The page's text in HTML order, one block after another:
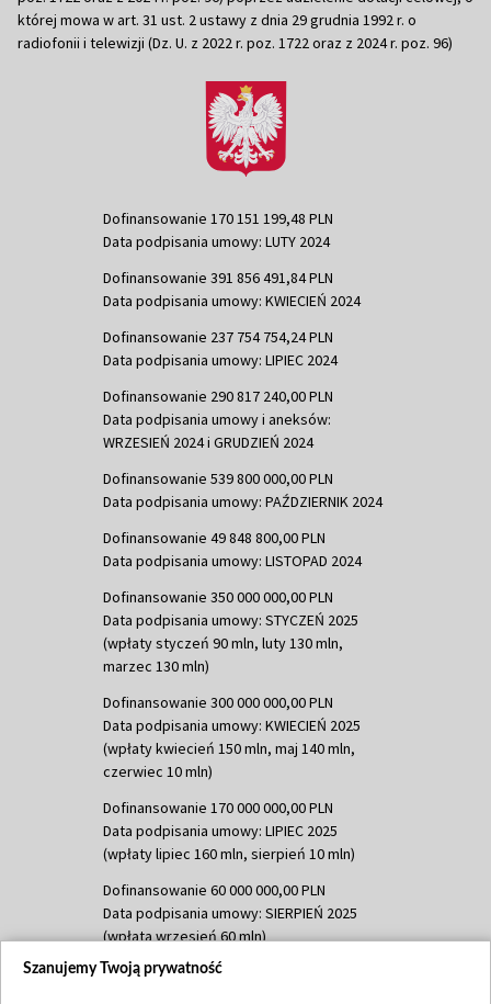
której mowa w art. 31 ust. 2 ustawy z dnia 29 grudnia 1992 r. o
radiofonii i telewizji (Dz. U. z 2022 r. poz. 1722 oraz z 2024 r. poz. 96)
Dofinansowanie 170 151 199,48 PLN
Data podpisania umowy: LUTY 2024
Dofinansowanie 391 856 491,84 PLN
Data podpisania umowy: KWIECIEŃ 2024
Dofinansowanie 237 754 754,24 PLN
Data podpisania umowy: LIPIEC 2024
Dofinansowanie 290 817 240,00 PLN
Data podpisania umowy i aneksów:
WRZESIEŃ 2024 i GRUDZIEŃ 2024
Dofinansowanie 539 800 000,00 PLN
Data podpisania umowy: PAŹDZIERNIK 2024
Dofinansowanie 49 848 800,00 PLN
Data podpisania umowy: LISTOPAD 2024
Dofinansowanie 350 000 000,00 PLN
Data podpisania umowy: STYCZEŃ 2025
(wpłaty styczeń 90 mln, luty 130 mln,
marzec 130 mln)
Dofinansowanie 300 000 000,00 PLN
Data podpisania umowy: KWIECIEŃ 2025
(wpłaty kwiecień 150 mln, maj 140 mln,
czerwiec 10 mln)
Dofinansowanie 170 000 000,00 PLN
Data podpisania umowy: LIPIEC 2025
(wpłaty lipiec 160 mln, sierpień 10 mln)
Dofinansowanie 60 000 000,00 PLN
Data podpisania umowy: SIERPIEŃ 2025
(wpłata wrzesień 60 mln)
Dofinansowanie 635 783 051,21 PLN
Szanujemy Twoją prywatność